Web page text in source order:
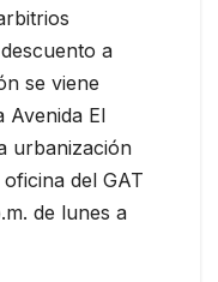
a
se viene
Avenida El
urbanización
del GAT
de lunes a